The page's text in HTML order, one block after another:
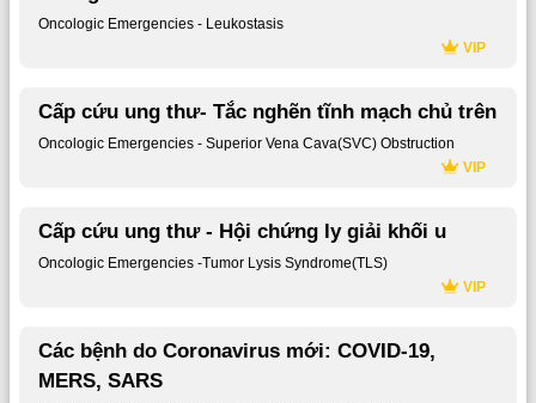
Oncologic Emergencies - Leukostasis
VIP
Cấp cứu ung thư- Tắc nghẽn tĩnh mạch chủ trên
Oncologic Emergencies - Superior Vena Cava(SVC) Obstruction
VIP
Cấp cứu ung thư - Hội chứng ly giải khối u
Oncologic Emergencies -Tumor Lysis Syndrome(TLS)
VIP
Các bệnh do Coronavirus mới: COVID-19,
MERS, SARS